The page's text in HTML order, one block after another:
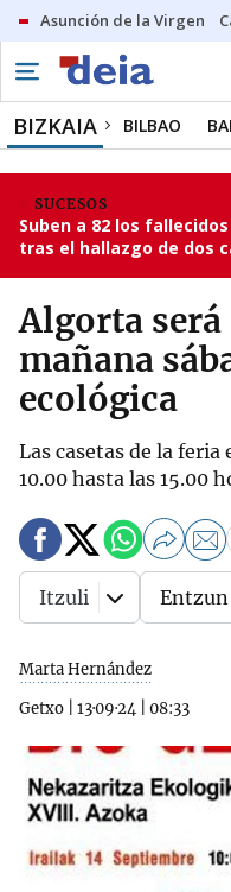
Asunción de la Virgen
BIZKAIA BILBAO
SUCESOS
Suben a 82 los
tras el hallazgo de dos
Algorta será
mañana
ecológica
Las casetas de la
10.00 hasta las 15.00
Marta Hernández
Getxo
13·09·24 08:33
Itzuli Entzun